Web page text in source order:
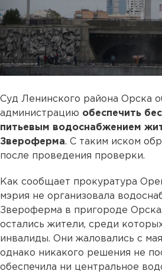
Суд Ленинского района Орска
администрацию обеспечить
питьевым водоснабжением
Звероферма. С таким иском
после проведения проверки.
Как сообщает прокуратура
мэрия не организовала
Звероферма в пригороде
остались жители, среди
инвалиды. Они жаловались с
однако никакого решения не
обеспечила ни центральное